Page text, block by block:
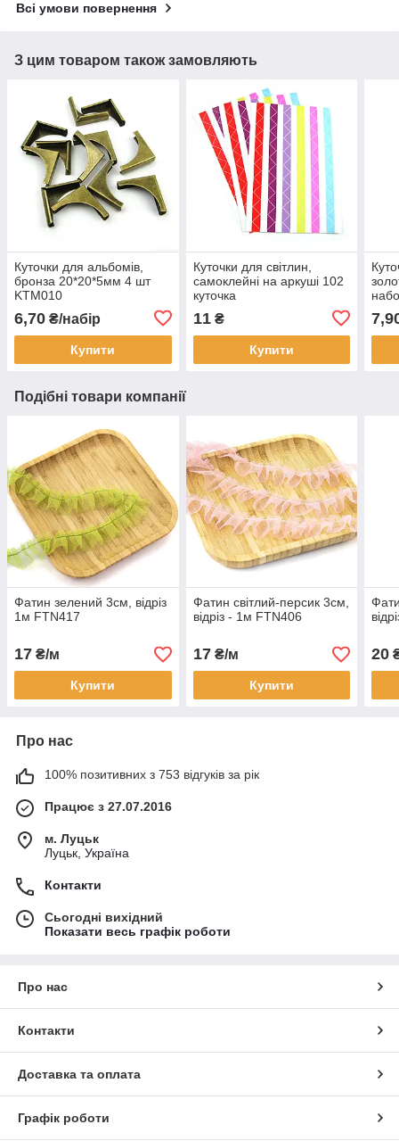
Всі умови повернення
З цим товаром також замовляють
Куточки для альбомів,
бронза 20*20*5мм 4 шт
KTM010
6,70 ₴/набір
Купити
Куточки для світлин,
самоклейні на аркуші 102
куточка
11₴
Купити
Подібні товари компанії
Фатин зелений 3см, відріз
1м FTN417
17 ₴/м
Купити
Фатин світлий-персик 3см,
відріз - 1м FTN406
17₴/м
Купити
20
Про нас
100% позитивних з 753 відгуків за рік
Працює з 27.07.2016
м. Луцьк
Луцьк, Україна
Контакти
Сьогодні вихідний
Показати весь графік роботи
Про нас
Контакти
Доставка та оплата
Графік роботи